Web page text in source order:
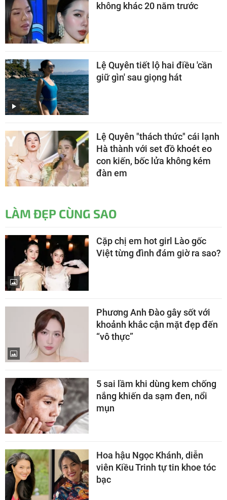
không khác 20 năm trước
Lệ Quyên tiết lộ hai điều 'cần
giữ gìn' sau giọng hát
Lệ Quyên "thách thức" cái lạnh
Hà thành với set đồ khoét eo
con kiến, bốc lửa không kém
đàn em
LÀM ĐẸP CÙNG SAO
Cặp chị em hot girl Lào gốc
Việt từng đình đám giờ ra sao?
Phương Anh Đào gây sốt với
khoảnh khắc cận mặt đẹp đến
“vô thực”
5 sai lầm khi dùng kem chống
nắng khiến da sạm đen, nổi
mụn
Hoa hậu Ngọc Khánh, diễn
viên Kiều Trinh tự tin khoe tóc
bạc